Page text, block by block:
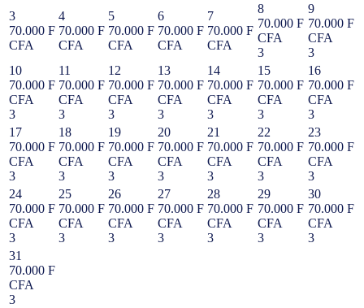
3
70.000 F
CFA
4
70.000 F
CFA
5
70.000 F
CFA
6
70.000 F
CFA
7
70.000 F
CFA
8
70.000 F
CFA
3
9
70.000 F
CFA
3
10
70.000 F
CFA
3
11
70.000 F
CFA
3
12
70.000 F
CFA
3
13
70.000 F
CFA
3
14
70.000 F
CFA
3
15
70.000 F
CFA
3
16
70.000 F
CFA
3
17
70.000 F
CFA
3
18
70.000 F
CFA
3
19
70.000 F
CFA
3
20
70.000 F
CFA
3
21
70.000 F
CFA
3
22
70.000 F
CFA
3
23
70.000 F
CFA
3
24
70.000 F
CFA
3
25
70.000 F
CFA
3
26
70.000 F
CFA
3
27
70.000 F
CFA
3
28
70.000 F
CFA
3
29
70.000 F
CFA
3
30
70.000 F
CFA
3
31
70.000 F
CFA
3